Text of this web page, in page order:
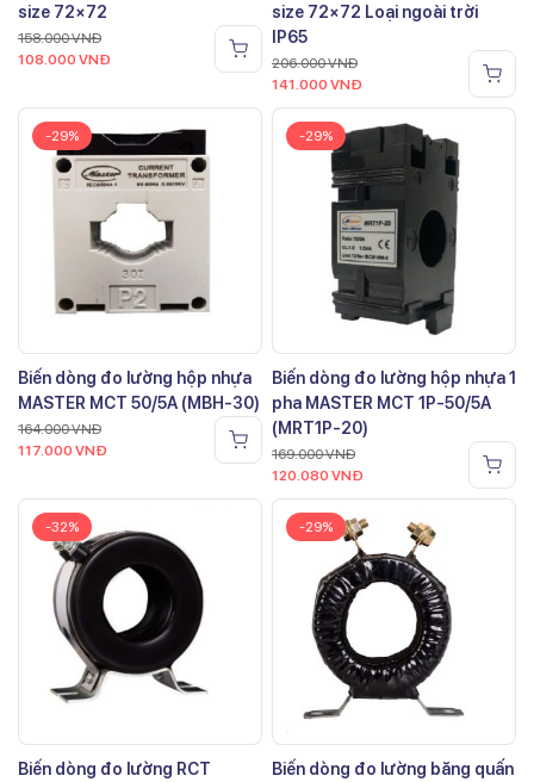
size 72×72
158.000VNĐ
108.000 VNĐ
size 72×72 Loại ngoài trời
IP65
206.000VNĐ
141.000 VNĐ
-29%
Biến dòng đo lường hộp nhựa
MASTER MCT 50/5A (MBH-30)
164.000VNĐ
117.000 VNĐ
-29%
Biến dòng đo lường hộp nhựa 1
pha MASTER MCT 1P-50/5A
(MRT1P-20)
169.000VNĐ
120.080 VNĐ
-32%
Biến dòng đo lường RCT
-29%
Biến dòng đo lường băng quấn